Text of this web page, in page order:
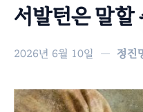
서발턴은 말할
2026년 6월 10일 — 정진